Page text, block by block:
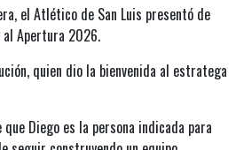
el Atlético de San Luis presentó de
Apertura 2026.
quien dio la bienvenida al estratega
Diego es la persona indicada para